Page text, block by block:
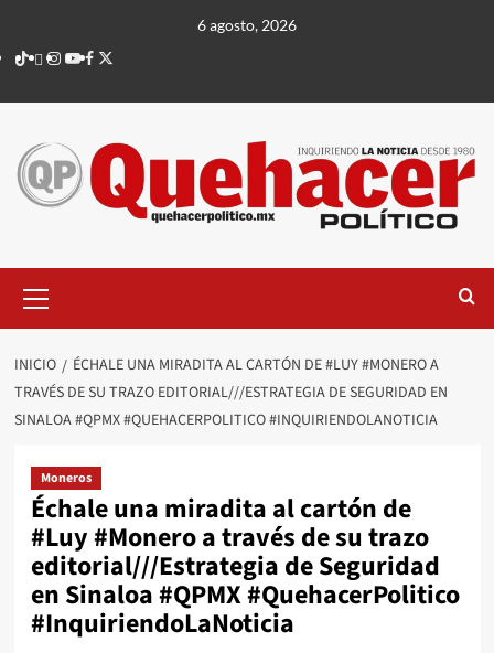
contenido
6 agosto, 2026
TikTok
threads
Instagram
Youtube
Facebook
X
principal
INICIO
ÉCHALE UNA MIRADITA AL CARTÓN DE #LUY #MONERO A
TRAVÉS DE SU TRAZO EDITORIAL///ESTRATEGIA DE SEGURIDAD EN
SINALOA #QPMX #QUEHACERPOLITICO #INQUIRIENDOLANOTICIA
Moneros
Échale una miradita al cartón de
#Luy #Monero a través de su trazo
editorial///Estrategia de Seguridad
en Sinaloa #QPMX #QuehacerPolitico
#InquiriendoLaNoticia